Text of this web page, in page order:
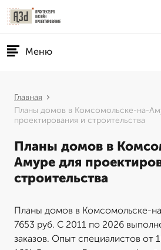
Меню
Главная
Планы домов в Комсомольске-на-
проектирования и строительства
Планы домов в
Амуре для
строительства
Планы домов в Комсомольске-
7653 руб. С 2011 по 2026
заказов. Опыт специалистов от